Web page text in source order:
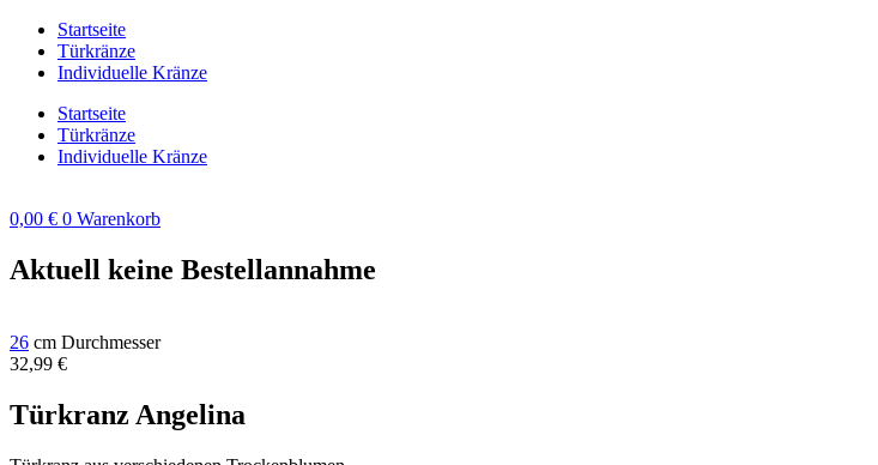
Zum
Inhalt
springen
Startseite
Türkränze
Individuelle Kränze
Startseite
Türkränze
Individuelle Kränze
0,00 € 0 Warenkorb
Aktuell keine Bestellannahme
26 cm Durchmesser
32,99 €
Türkranz Angelina